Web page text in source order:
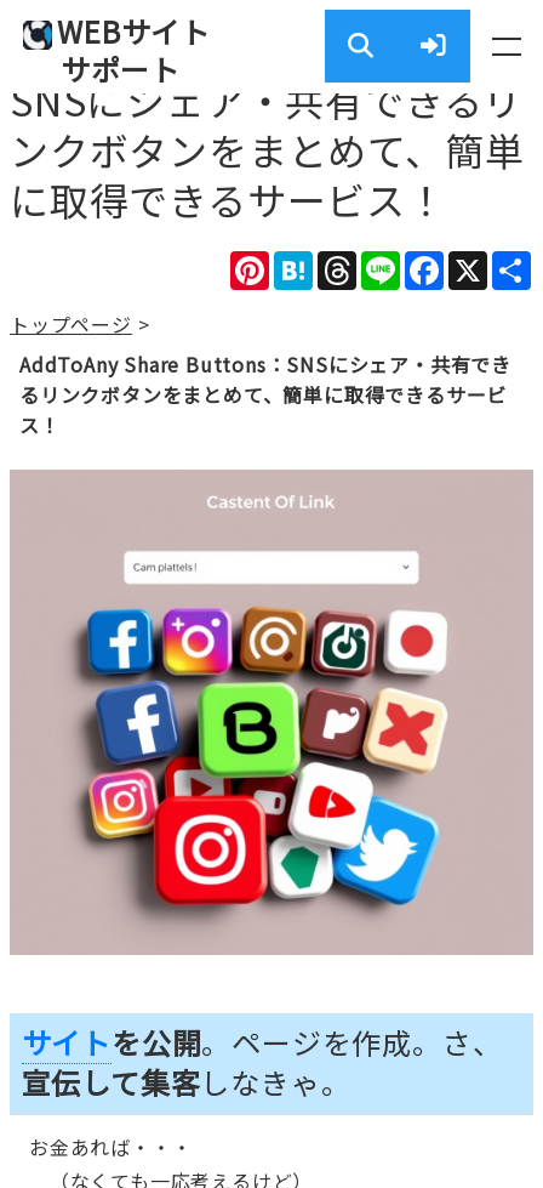
WEBサイト
サポート
AddToAny Share Buttons：
SNSにシェア・共有できるリ
ンクボタンをまとめて、簡単
に取得できるサービス！
X
Facebook
Line
Threads
Hatena
Pinterest
トップページ >
AddToAny Share Buttons：SNSにシェア・共有でき
るリンクボタンをまとめて、簡単に取得できるサービ
ス！
サイトを公開。ページを作成。さ、
宣伝して集客しなきゃ。
お金あれば・・・
（なくても一応考えるけど）